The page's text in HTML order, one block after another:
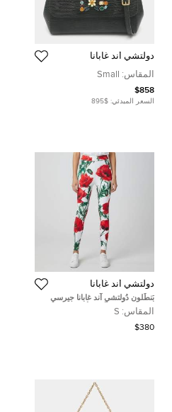
دولتشي أند غابانا
المقاس: Small
$858
السعر المبدئي: $895
دولتشي أند غابانا
بَنطَلون دُولتشي آند غابانا جيرسي
مَطبُوع بالأزهار أبيض/أحمر مَقَاس
صَغِير/مُتَوَسِّط
المقاس: S
$380